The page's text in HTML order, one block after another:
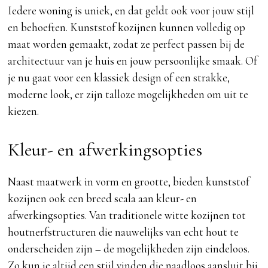
Iedere woning is uniek, en dat geldt ook voor jouw stijl
en behoeften. Kunststof kozijnen kunnen volledig op
maat worden gemaakt, zodat ze perfect passen bij de
architectuur van je huis en jouw persoonlijke smaak. Of
je nu gaat voor een klassiek design of een strakke,
moderne look, er zijn talloze mogelijkheden om uit te
kiezen.
Kleur- en afwerkingsopties
Naast maatwerk in vorm en grootte, bieden kunststof
kozijnen ook een breed scala aan kleur- en
afwerkingsopties. Van traditionele witte kozijnen tot
houtnerfstructuren die nauwelijks van echt hout te
onderscheiden zijn – de mogelijkheden zijn eindeloos.
Zo kun je altijd een stijl vinden die naadloos aansluit bij